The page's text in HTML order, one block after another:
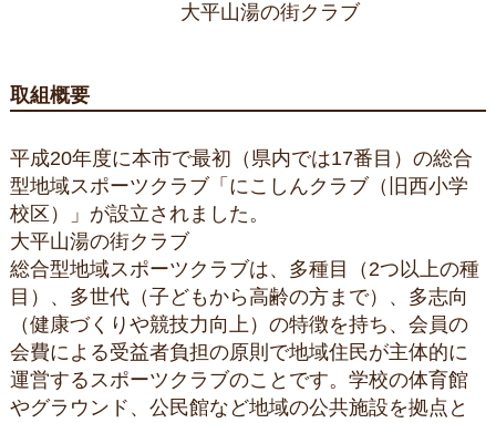
大平山湯の街クラブ
取組概要
平成20年度に本市で最初（県内では17番目）の総合
型地域スポーツクラブ「にこしんクラブ（旧西小学
校区）」が設立されました。
大平山湯の街クラブ
総合型地域スポーツクラブは、多種目（2つ以上の種
目）、多世代（子どもから高齢の方まで）、多志向
（健康づくりや競技力向上）の特徴を持ち、会員の
会費による受益者負担の原則で地域住民が主体的に
運営するスポーツクラブのことです。学校の体育館
やグラウンド、公民館など地域の公共施設を拠点と